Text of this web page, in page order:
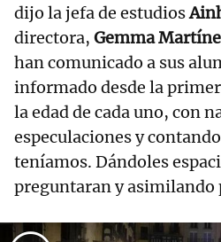
dijo la jefa de estudios
directora, Gemma
han comunicado a sus
informado desde la
la edad de cada uno, con
especulaciones y
teníamos. Dándoles
preguntaran y asimilando